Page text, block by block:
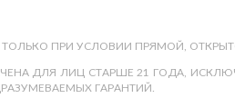
ПРИ УСЛОВИИ ПРЯМОЙ,
ДЛЯ ЛИЦ СТАРШЕ 21 ГОДА,
ГАРАНТИЙ.